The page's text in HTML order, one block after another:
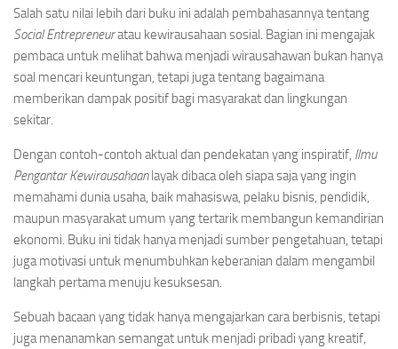
Salah satu nilai lebih dari buku ini adalah pembahasannya tentang
Social Entrepreneuratau kewirausahaan sosial. Bagian ini mengajak
pembaca untuk melihat bahwa menjadi wirausahawan bukan hanya
soal mencari keuntungan, tetapi juga tentang bagaimana
memberikan dampak positif bagi masyarakat dan lingkungan
sekitar.
Dengan contoh-contoh aktual dan pendekatan yang inspiratif, Ilmu
Pengantar Kewirausahaanlayak dibaca oleh siapa saja yang ingin
memahami dunia usaha, baik mahasiswa, pelaku bisnis, pendidik,
maupun masyarakat umum yang tertarik membangun kemandirian
ekonomi. Buku ini tidak hanya menjadi sumber pengetahuan, tetapi
juga motivasi untuk menumbuhkan keberanian dalam mengambil
langkah pertama menuju kesuksesan.
Sebuah bacaan yang tidak hanya mengajarkan cara berbisnis, tetapi
juga menanamkan semangat untuk menjadi pribadi yang kreatif,